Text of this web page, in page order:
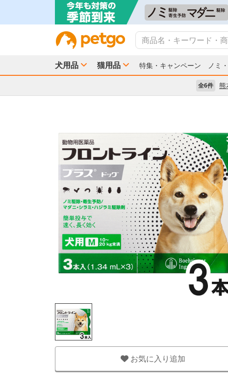
犬用品 猫用品 特集・キャンペーン ノミ
全6件 熊
お気に入り追加